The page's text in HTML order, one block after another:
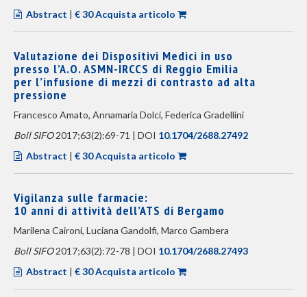
Abstract | € 30 Acquista articolo
Valutazione dei Dispositivi Medici in uso
presso l’A.O. ASMN-IRCCS di Reggio Emilia
per l’infusione di mezzi di contrasto ad alta
pressione
Francesco Amato, Annamaria Dolci, Federica Gradellini
Boll SIFO2017;63(2):69-71 | DOI 10.1704/2688.27492
Abstract | € 30 Acquista articolo
Vigilanza sulle farmacie:
10 anni di attività dell’ATS di Bergamo
Marilena Caironi, Luciana Gandolfi, Marco Gambera
Boll SIFO2017;63(2):72-78 | DOI 10.1704/2688.27493
Abstract | € 30 Acquista articolo